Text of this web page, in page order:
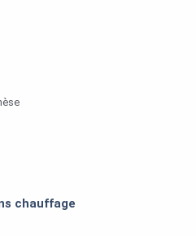
chauffage